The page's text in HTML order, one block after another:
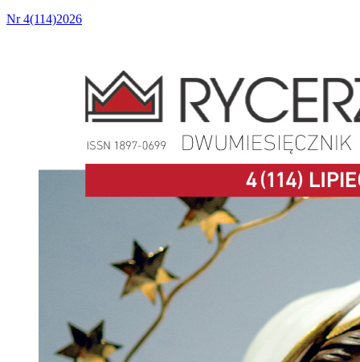
Nr 4(114)2026